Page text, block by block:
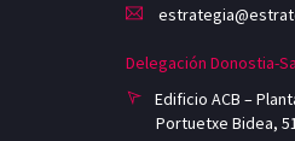
Delegación Donostia-
Edificio ACB –
Portuetxe Bidea,